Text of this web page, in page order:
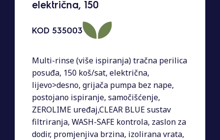
električna, 150
KOD 535003
Multi-rinse (više ispiranja) tračna perilica
posuđa, 150 koš/sat, električna,
lijevo>desno, grijača pumpa bez nape,
postojano ispiranje, samočišćenje,
ZEROLIME uređaj,CLEAR BLUE sustav
filtriranja, WASH-SAFE kontrola, zaslon za
dodir, promjenjiva brzina, izolirana vrata,